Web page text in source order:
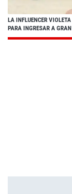
LA INFLUENCER
PARA INGRESAR A